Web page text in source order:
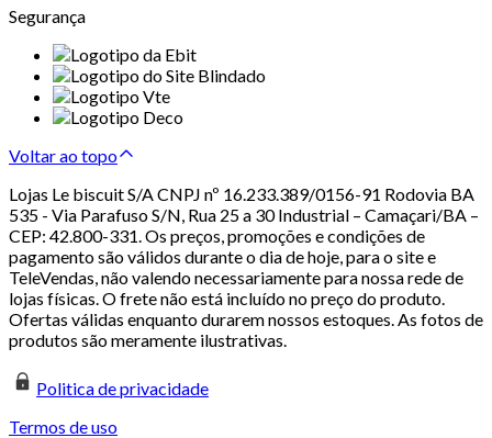
Segurança
Voltar ao topo
Lojas Le biscuit S/A CNPJ nº 16.233.389/0156-91 Rodovia BA
535 - Via Parafuso S/N, Rua 25 a 30 Industrial – Camaçari/BA –
CEP: 42.800-331. Os preços, promoções e condições de
pagamento são válidos durante o dia de hoje, para o site e
TeleVendas, não valendo necessariamente para nossa rede de
lojas físicas. O frete não está incluído no preço do produto.
Ofertas válidas enquanto durarem nossos estoques. As fotos de
produtos são meramente ilustrativas.
Politica de privacidade
Termos de uso